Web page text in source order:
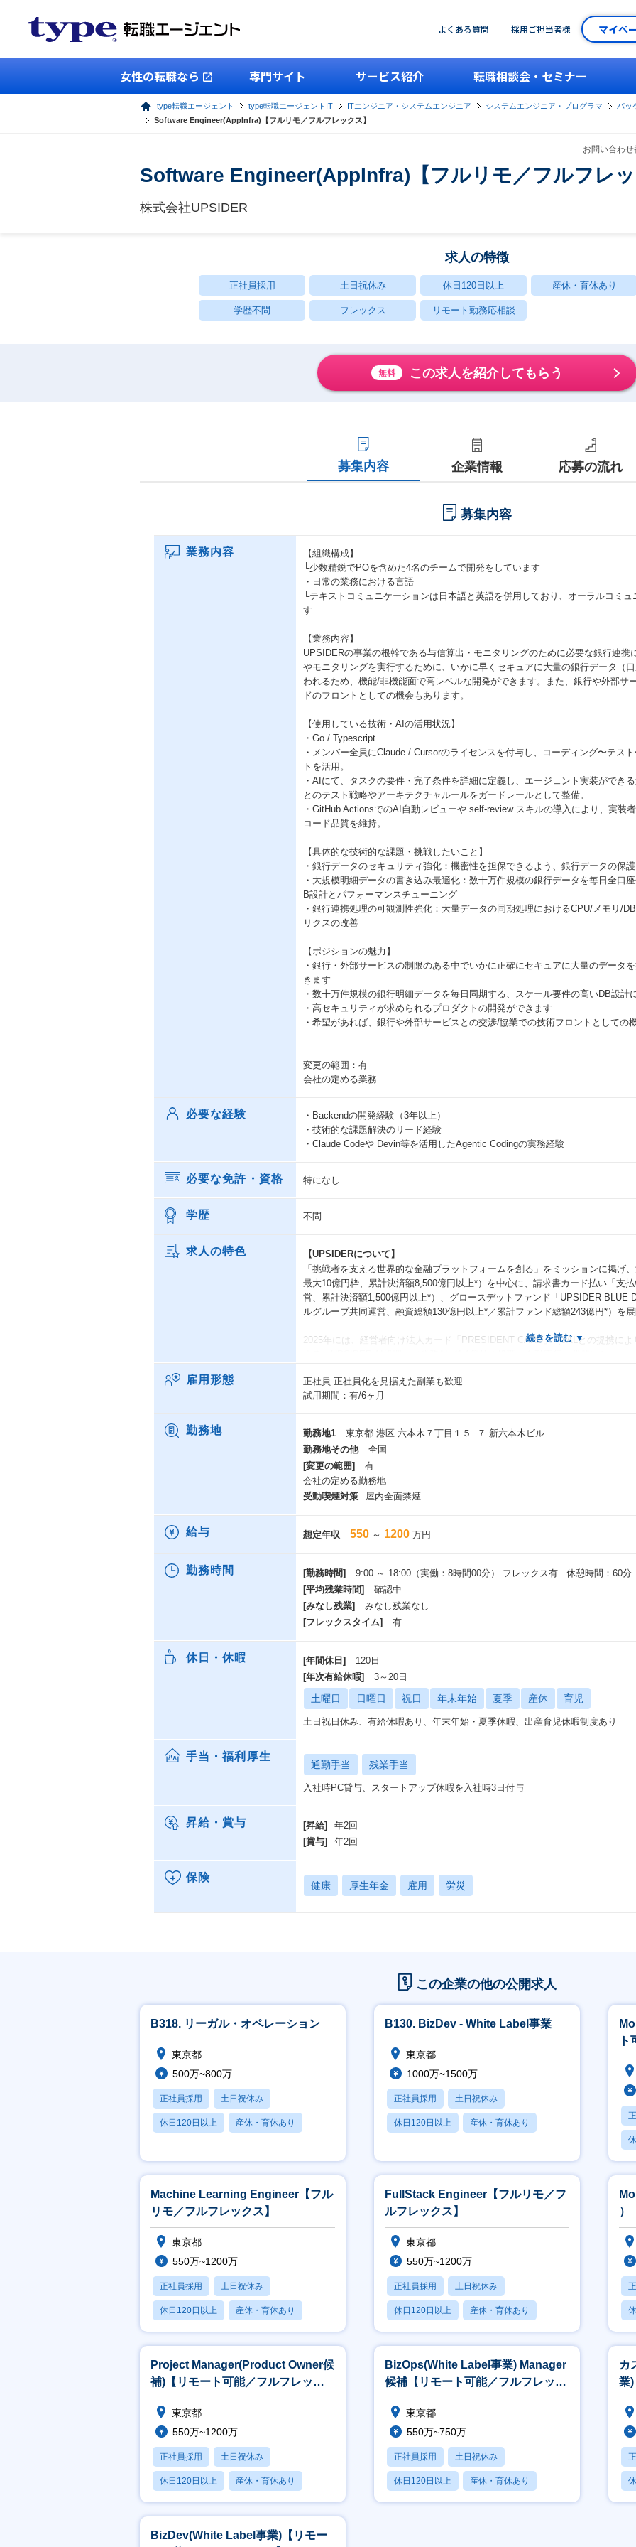
よくある質問 採用ご担当者様 マイペ
女性の転職なら 専門サイト サービス紹介 転職相談会・セミナー
type転職エージェント type転職エージェントIT ITエンジニア・システムエンジニア システムエンジニア・プログラマ
パッ
Software Engineer(AppInfra)【フルリモ／フルフレックス】
お問い合わ
Software Engineer(AppInfra)【フルリモ／フルフレッ
株式会社UPSIDER
求人の特徴
正社員採用 土日祝休み 休日120日以上 産休・育休あり
学歴不問 フレックス リモート勤務応相談
無料 この求人を紹介してもらう
募集内容 企業情報 応募の流れ
募集内容
業務内容
【組織構成】
└少数精鋭でPOを含めた4名のチームで開発をしています
・日常の業務における言語
└テキストコミュニケーションは日本語と英語を併用しており、オーラルコミ
す
【業務内容】
UPSIDERの事業の根幹である与信算出・モニタリングのために必要な銀行連携
やモニタリングを実行するために、いかに早くセキュアに大量の銀行データ（
われるため、機能/非機能面で高レベルな開発ができます。また、銀行や外部サ
ドのフロントとしての機会もあります。
【使用している技術・AIの活用状況】
・Go / Typescript
・メンバー全員にClaude / Cursorのライセンスを付与し、コーディング〜テス
トを活用。
・AIにて、タスクの要件・完了条件を詳細に定義し、エージェント実装ができ
とのテスト戦略やアーキテクチャルールをガードレールとして整備。
・GitHub ActionsでのAI自動レビューや self-review スキルの導入により、実装
コード品質を維持。
【具体的な技術的な課題・挑戦したいこと】
・銀行データのセキュリティ強化：機密性を担保できるよう、銀行データの保
・大規模明細データの書き込み最適化：数十万件規模の銀行データを毎日全口
B設計とパフォーマンスチューニング
・銀行連携処理の可観測性強化：大量データの同期処理におけるCPU/メモリ/
リクスの改善
【ポジションの魅力】
・銀行・外部サービスの制限のある中でいかに正確にセキュアに大量のデータ
きます
・数十万件規模の銀行明細データを毎日同期する、スケール要件の高いDB設計
・高セキュリティが求められるプロダクトの開発ができます
・希望があれば、銀行や外部サービスとの交渉/協業での技術フロントとしての
変更の範囲：有
会社の定める業務
必要な経験
・Backendの開発経験（3年以上）
・技術的な課題解決のリード経験
・Claude Codeや Devin等を活用したAgentic Codingの実務経験
必要な免許・資格 特になし
学歴 不問
求人の特色
【UPSIDERについて】
「挑戦者を支える世界的な金融プラットフォームを創る」をミッションに掲げ
最大10億円枠、累計決済額8,500億円以上*）を中心に、請求書カード払い「支
営、累計決済額1,500億円以上*）、グロースデットファンド「UPSIDER BLUE
ルグループ共同運営、融資総額130億円以上*／累計ファンド総額243億円*）を展
2025年には、経営者向け法人カード「PRESIDENT CARD」（JALとの提携に
また、祖業の「UPSIDER」では累計与信枠5兆円以上を提供し、不正利用発生
います。
事業成長としては、年間売上規模約100億円*、かつ年間売上成長率50%以上*を
億円の資金調達を実施し、累計資金調達額は600億円を突破。2025年7月には、
略的グループインを発表し、従来からの共創領域に加えて、AI与信や新たな金
の競争力を本質から高める金融エコシステムの創出に挑んでいます。
ています。私たちは今後も、挑戦する企業と、それを支える社会を前進させる
*各種数値は2025年11月末時点
【募集背景】
・App Infra TeamはSeamless Bank Integrationをチームミッションに掲げ、口
・銀行データを用いたビジネスは多角化しており、AI与信はもちろん、融資後
されています。
・このように、AI与信をはじめとして複数の事業運営をするUPSIDERにおいて
を担保しながら最速で事業展開をするためにこの度募集をします。
雇用形態 正社員 正社員化を見据えた副業も歓迎
試用期間：有/6ヶ月
勤務地 勤務地1
東京都 港区 六本木７丁目１５−７ 新六本木ビル
勤務地その他
全国
[変更の範囲]
有
会社の定める勤務地
受動喫煙対策
屋内全面禁煙
給与 想定年収 550 ～ 1200 万円
勤務時間 [勤務時間]
9:00 ～ 18:00（実働：8時間00分） フレックス有 休憩時間：60分
[平均残業時間]
確認中
[みなし残業]
みなし残業なし
[フレックスタイム]
有
休日・休暇 [年間休日]
120日
[年次有給休暇]
3～20日
土曜日 日曜日 祝日 年末年始 夏季 産休 育児
土日祝日休み、有給休暇あり、年末年始・夏季休暇、出産育児休暇制度あり
手当・福利厚生
通勤手当 残業手当
入社時PC貸与、スタートアップ休暇を入社時3日付与
昇給・賞与 [昇給]
年2回
[賞与]
年2回
保険
健康 厚生年金 雇用 労災
この企業の他の公開求人
B318. リーガル・オペレーション
東京都
500万~800万
正社員採用 土日祝休み
休日120日以上 産休・育休あり
B130. BizDev - White Label事業
東京都
1000万~1500万
正社員採用 土日祝休み
休日120日以上 産休・育休あり
Machine Learning Engineer【フル
リモ／フルフレックス】
東京都
550万~1200万
正社員採用 土日祝休み
休日120日以上 産休・育休あり
賞与あり
FullStack Engineer【フルリモ／フ
ルフレックス】
東京都
550万~1200万
正社員採用 土日祝休み
休日120日以上 産休・育休あり
賞与あり
）
Project Manager(Product Owner候
補)【リモート可能／フルフレック
ス】
東京都
550万~1200万
正社員採用 土日祝休み
休日120日以上 産休・育休あり
賞与あり
BizOps(White Label事業) Manager
候補【リモート可能／フルフレック
ス】
東京都
550万~750万
正社員採用 土日祝休み
休日120日以上 産休・育休あり
賞与あり
カ
業
フ
BizDev(White Label事業)【リモー